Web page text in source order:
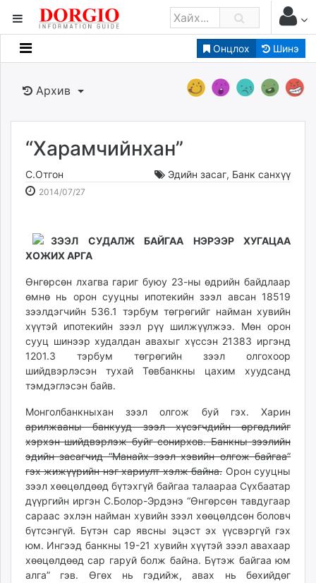
Онцлох Шинэ
Мэдээллийн
Банк санхүү
Бизнес ААН
Төрийн
Нийслэлийн
caak.mn
news.mn
Baabar.mn
tovch.mn
ikon.mn
mnb.mn
Livetv.mn
Eguur.mn
shuud.mn
eagle.mn
ergelt.mn
zarig.mn
today.mn
zuv.mn
mminfo.mn
ugluu.mn
urlag.mn
unen.mn
Архив
“Харамчийнхан”
С.Отгон Эдийн засаг, Банк санхүү
2014/07/27
15:31:35
00:16:48
ЗЭЭЛ СУДАЛЖ БАЙГАА НЭРЭЭР ХУГАЦАА
ХОЖИХ АРГА
Өнгөрсөн лхагва гариг буюу 23-ны өдрийн байдлаар
өмнө нь орон сууцны ипотекийн зээл авсан 18519
зээлдэгчийн 536.1 тэрбум төгрөгийг найман хувийн
хүүтэй ипотекийн зээл рүү шилжүүлжээ. Мөн орон
сууц шинээр худалдан авахыг хүссэн 21383 иргэнд
1201.3 тэрбум төгрөгийн зээл олгохоор
шийдвэрлэсэн тухай Төвбанкны цахим хуудсанд
тэмдэглэсэн байв.
Монголбанкныхан зээл олгож буй гэх. Харин
арилжааны банкууд зээл хүсэгчдийн өргөдлийг
хэрхэн шийдвэрлэж буйг сонирхов. Банкны зээлийн
эдийн засагчид “Манайх зээл хэвийн олгож байгаа”
гэх жижүүрийн нэг хариулт хэлж байна. Орон сууцны
зээл хөөцөлдөөд бүтэхгүй байгаа талаараа Сүхбаатар
дүүргийн иргэн С.Болор-Эрдэнэ “Өнгөрсөн тавдугаар
сараас эхлэн найман хувийн зээл хөөцөлдсөн боловч
бүтсэнгүй. Бүтэн сар явсны эцэст эх үүсвэргүй гэх
юм. Ингээд банкны 19-21 хувийн хүүтэй зээл авахаар
хөөцөлдөөд сар гаруй болж байна. Бүтэж байгаа юм
алга” гэв. Өгөх нь гэдийж, авах нь бөхийдөг